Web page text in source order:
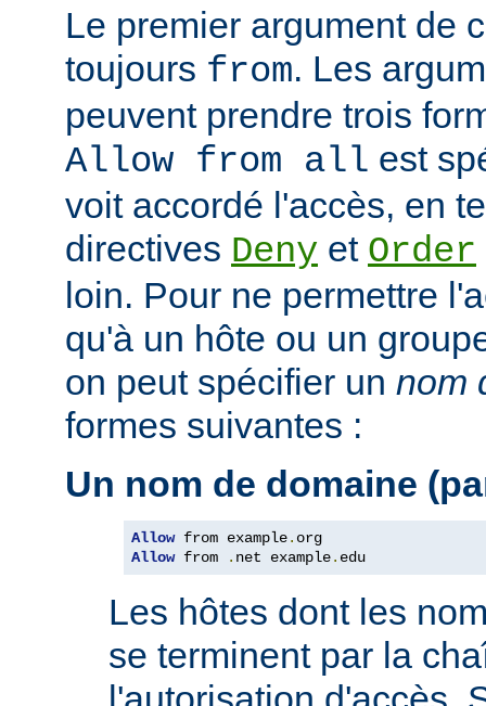
Le premier argument de
toujours from. Les
peuvent prendre trois
Allow from all est
voit accordé l'accès, en
directives Deny et Order
loin. Pour ne permettre
qu'à un hôte ou un
on peut spécifier un nom
formes suivantes :
Un nom de domaine
Allow from example.
Allow from . net example. edu
Les hôtes dont les
se terminent par la